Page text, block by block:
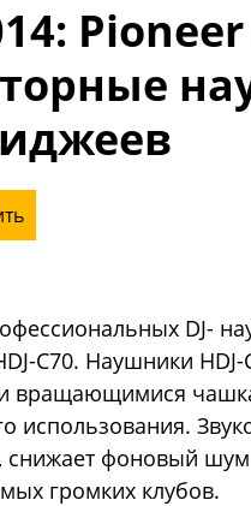
DJ-
C70. Наушники
вращающимися
использования.
снижает фоновый
громких клубов.